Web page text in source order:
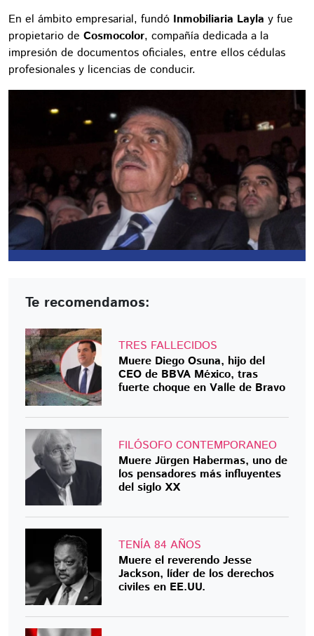
En el ámbito empresarial, fundó Inmobiliaria Layla y fue
propietario de Cosmocolor, compañía dedicada a la
impresión de documentos oficiales, entre ellos cédulas
profesionales y licencias de conducir.
Te recomendamos:
TRES FALLECIDOS
Muere Diego Osuna, hijo del
CEO de BBVA México, tras
fuerte choque en Valle de Bravo
FILÓSOFO CONTEMPORANEO
Muere Jürgen Habermas, uno de
los pensadores más influyentes
del siglo XX
TENÍA 84 AÑOS
Muere el reverendo Jesse
Jackson, líder de los derechos
civiles en EE.UU.